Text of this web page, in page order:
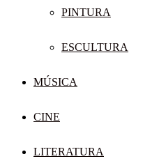
PINTURA
ESCULTURA
MÚSICA
CINE
LITERATURA